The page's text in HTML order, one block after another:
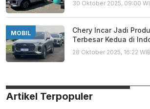
30 Oktober 2025, 09:00
MOBIL
Chery Incar Jadi
Terbesar Kedua di
28 Oktober 2025, 16:22 WIB
Artikel Terpopuler